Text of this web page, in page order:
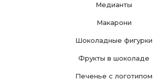
Медианты
Макарони
Шоколадные фигурки
Фрукты в шоколаде
Печенье с логотипом